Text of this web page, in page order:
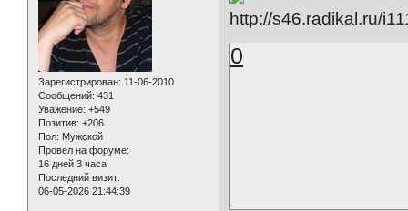
Зарегистрирован: 11-06-2010
Сообщений: 431
Уважение: +549
Позитив: +206
Пол: Мужской
Провел на форуме:
16 дней 3 часа
Последний визит:
06-05-2026 21:44:39
0